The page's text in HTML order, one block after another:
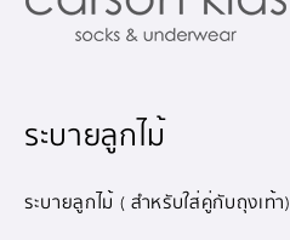
ระบายลูกไม้
ระบายลูกไม้ ( สำหรับใส่คู่กับถุงเท้า)